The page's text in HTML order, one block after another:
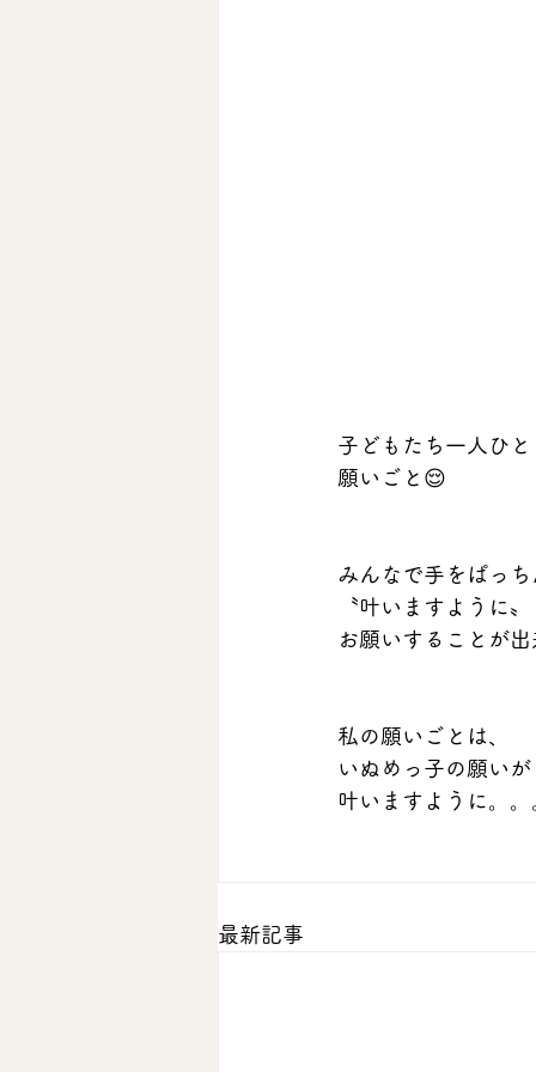
子どもたち一人ひ
願いごと😌
みんなで手をぱっ
〝叶いますように〟
お願いすることが
私の願いごとは、
いぬめっ子の願いが
叶いますように。。
最新記事